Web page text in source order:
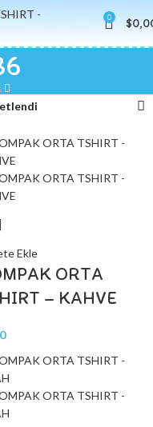
0 $
Ekle
ORTA
– KAHVE